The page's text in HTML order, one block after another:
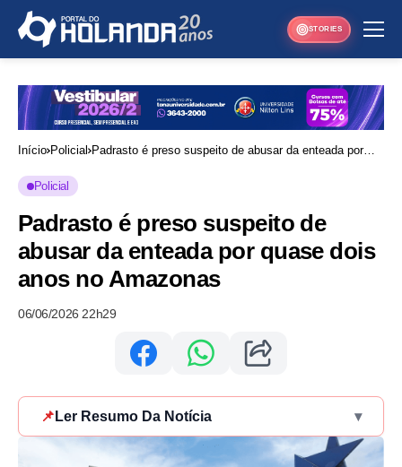
STORIES
Início Policial Padrasto é preso suspeito de abusar da enteada por
Policial
Padrasto é preso suspeito de
abusar da enteada por quase dois
anos no Amazonas
06/06/2026 22h29
📌 Ler Resumo Da Notícia ▾